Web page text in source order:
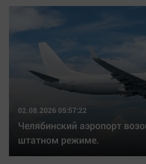
Bookworms
English version
Online-консультация
Актуальная тема
Афиша
02.08.2026 05:57:22
Челябинский аэропорт
штатном режиме.